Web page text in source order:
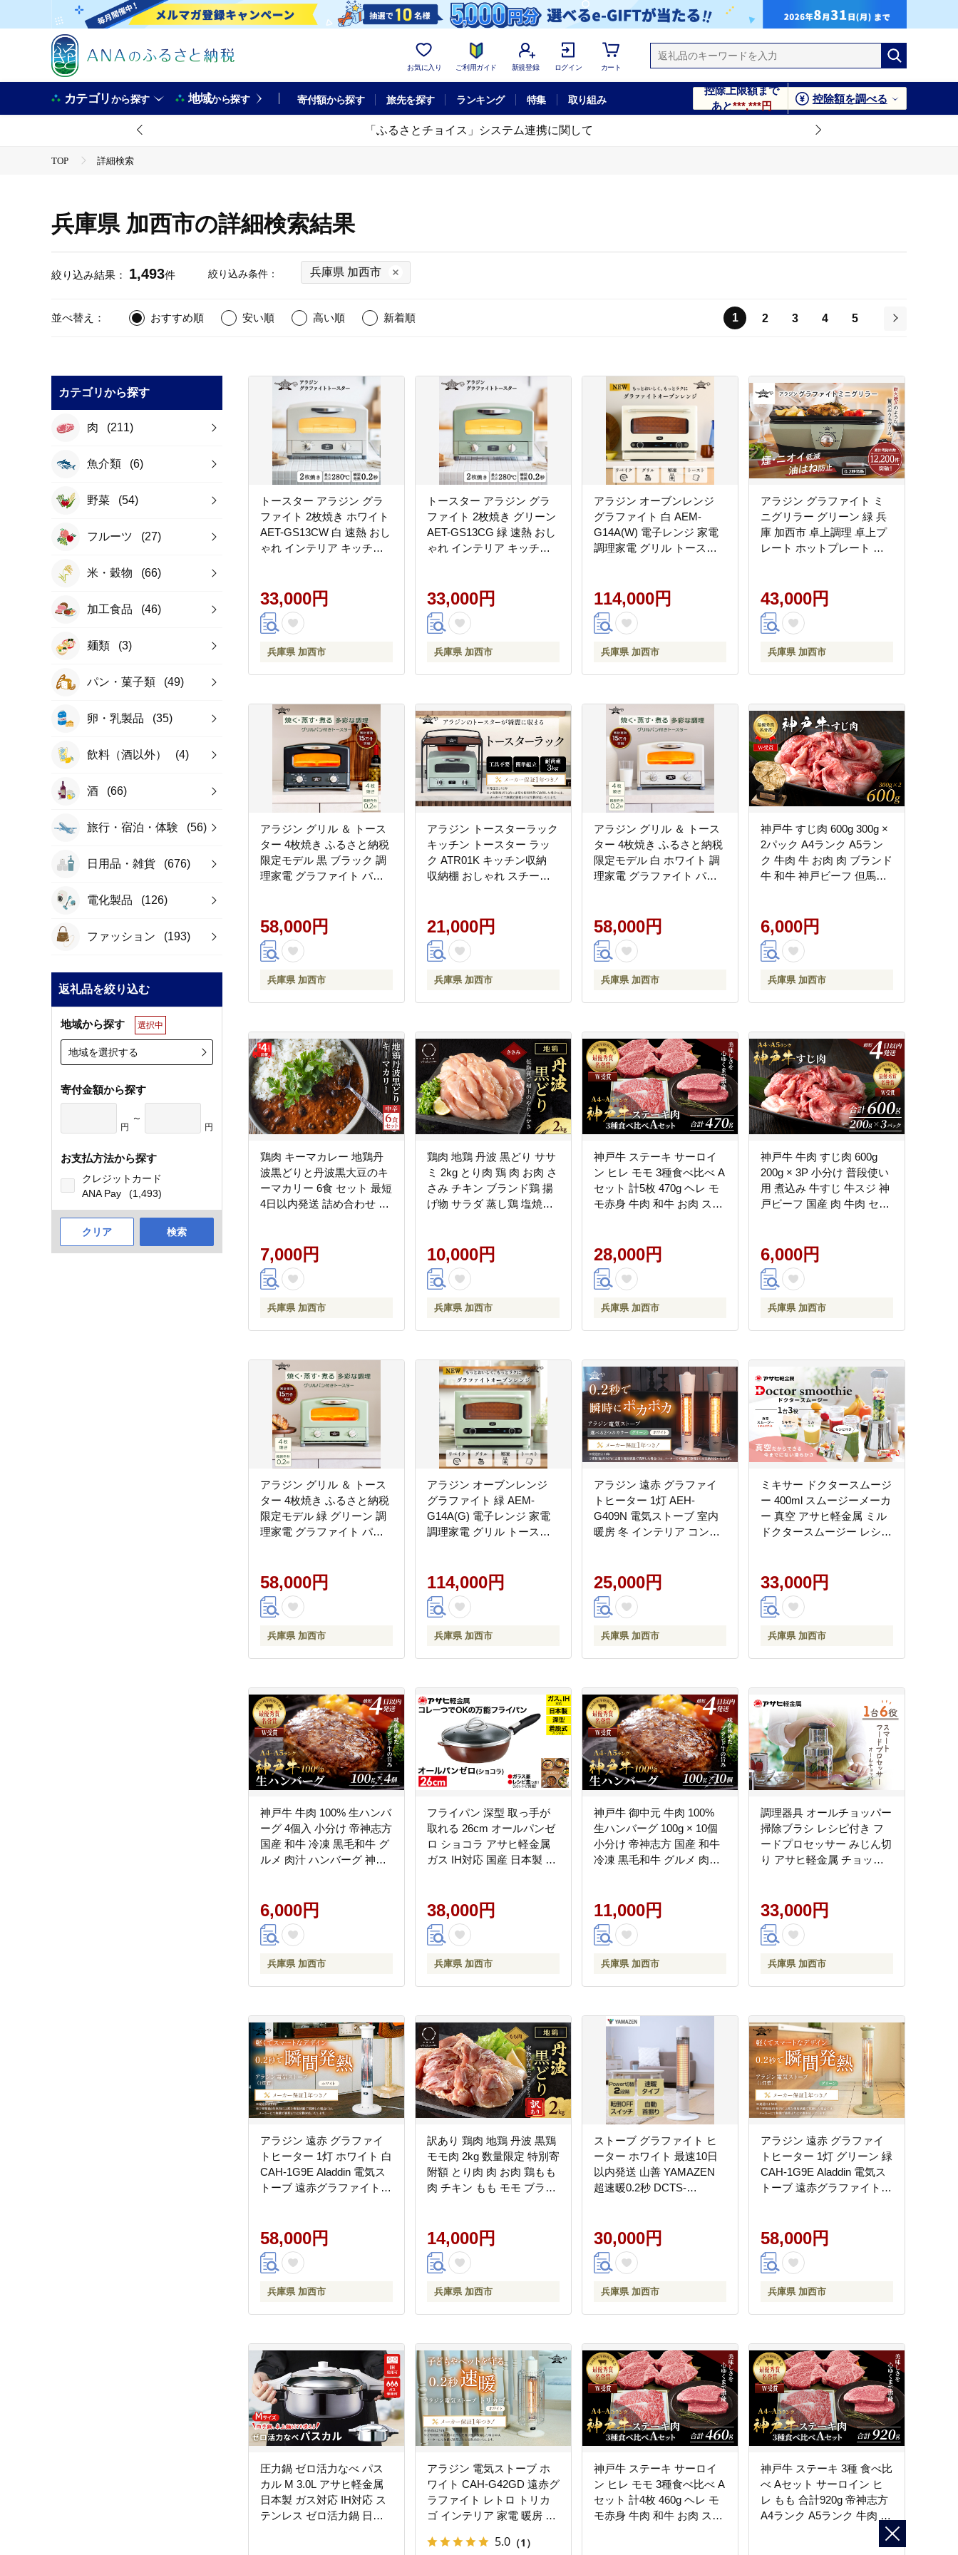
お気に入り ご利用ガイド 新規登録 ログイン カート
カテゴリから探す 地域から探す 寄付額から探す 旅先を探す ランキング 特集 取り組み
控除上限額まで
あと***,***円
控除額を調べる
「ふるさとチョイス」システム連携に関して
TOP 詳細検索
兵庫県 加西市の詳細検索結果
絞り込み結果： 1,493件 絞り込み条件： 兵庫県 加西市
並べ替え： おすすめ順 安い順 高い順 新着順 1 2 3 4
5
カテゴリから探す
肉 (211)
魚介類 (6)
野菜 (54)
フルーツ (27)
米・穀物 (66)
加工食品 (46)
麺類 (3)
パン・菓子類 (49)
卵・乳製品 (35)
飲料（酒以外） (4)
酒 (66)
旅行・宿泊・体験 (56)
日用品・雑貨 (676)
電化製品 (126)
ファッション (193)
返礼品を絞り込む
地域から探す 選択中
地域を選択する
寄付金額から探す
円
～
円
お支払方法から探す
クレジットカード
ANA Pay
(1,493)
クリア 検索
トースター アラジン グラ
ファイト 2枚焼き ホワイト
AET-GS13CW 白 速熱 おし
ゃれ インテリア キッチン
ラファイトヒーター 速暖
パン焼き タイマー付き 温
め
33,000円
兵庫県 加西市
トースター アラジン グラ
ファイト 2枚焼き グリーン
AET-GS13CG 緑 速熱 おし
ゃれ インテリア キッチン
速暖 パン焼き タイマー付
き 温め サクサク カリカリ
トースト
33,000円
兵庫県 加西市
アラジン オーブンレンジ
グラファイト 白 AEM-
G14A(W) 電子レンジ 家電
調理家電 グリル トースタ
ング グラファイトヒーター
レンジ機能 多機能家電 リ
ベイク 解凍
114,000円
兵庫県 加西市
アラジン グラファイト ミ
ニグリラー グリーン 緑 兵
庫 加西市 卓上調理 卓上プ
レート ホットプレート お
手入れ簡単 コンパクト お
しゃれ CAG-MG7A G 新生
活 遠赤グラファイト 調理
43,000円
兵庫県 加西市
アラジン グリル ＆ トース
ター 4枚焼き ふるさと納税
限定モデル 黒 ブラック 調
理家電 グラファイト パン
暮らし 遠赤グラファイト
グリルパン グリルプレート
付属
58,000円
兵庫県 加西市
アラジン トースターラック
キッチン トースター ラッ
ク ATR01K キッチン収納
収納棚 おしゃれ スチール
生活 一人暮らし リビング
工具不要 簡単組み立て
21,000円
兵庫県 加西市
アラジン グリル ＆ トース
ター 4枚焼き ふるさと納税
限定モデル 白 ホワイト 調
理家電 グラファイト パン
暮らし 遠赤グラファイト
グリルパン グリルプレート
付属
58,000円
兵庫県 加西市
神戸牛 すじ肉 600g 300g ×
2パック A4ランク A5ラン
ク 牛肉 牛 お肉 肉 ブランド
牛 和牛 神戸ビーフ 但馬牛
6,000円
兵庫県 加西市
鶏肉 キーマカレー 地鶏丹
波黒どりと丹波黒大豆のキ
ーマカリー 6食 セット 最短
4日以内発送 詰め合わせ レ
常温保存 防災 防災食 非常
食 カレー
7,000円
兵庫県 加西市
鶏肉 地鶏 丹波 黒どり ササ
ミ 2kg とり肉 鶏 肉 お肉 さ
さみ チキン ブランド鶏 揚
げ物 サラダ 蒸し鶏 塩焼き
ーニング ダイエット
10,000円
兵庫県 加西市
神戸牛 ステーキ サーロイ
ン ヒレ モモ 3種食べ比べ A
セット 計5枚 470g ヘレ モ
モ赤身 牛肉 和牛 お肉 ステ
28,000円
兵庫県 加西市
神戸牛 牛肉 すじ肉 600g
200g × 3P 小分け 普段使い
用 煮込み 牛すじ 牛スジ 神
戸ビーフ 国産 肉 牛肉 セッ
但馬牛 最短4日以内発送
6,000円
兵庫県 加西市
アラジン グリル ＆ トース
ター 4枚焼き ふるさと納税
限定モデル 緑 グリーン 調
理家電 グラファイト パン
暮らし 遠赤グラファイト
グリルパン グリルプレート
付属
58,000円
兵庫県 加西市
アラジン オーブンレンジ
グラファイト 緑 AEM-
G14A(G) 電子レンジ 家電
調理家電 グリル トースタ
ング グラファイトヒーター
レンジ機能 多機能家電 リ
ベイク 解凍
114,000円
兵庫県 加西市
アラジン 遠赤 グラファイ
トヒーター 1灯 AEH-
G409N 電気ストーブ 室内
暖房 冬 インテリア コンパ
Aladdin 遠赤グラファイト
ストーブ ヒーター 電化製
品 暖房器具 グリーン
25,000円
兵庫県 加西市
ミキサー ドクタースムージ
ー 400ml スムージーメーカ
ー 真空 アサヒ軽金属 ミル
ドクタースムージー レシピ
ッチン家電 調理家電 日用
品 アサヒ軽金属
33,000円
兵庫県 加西市
神戸牛 牛肉 100% 生ハンバ
ーグ 4個入 小分け 帝神志方
国産 和牛 冷凍 黒毛和牛 グ
ルメ 肉汁 ハンバーグ 神戸
6,000円
兵庫県 加西市
フライパン 深型 取っ手が
取れる 26cm オールパンゼ
ロ ショコラ アサヒ軽金属
ガス IH対応 国産 日本製 ガ
38,000円
兵庫県 加西市
神戸牛 御中元 牛肉 100%
生ハンバーグ 100g × 10個
小分け 帝神志方 国産 和牛
冷凍 黒毛和牛 グルメ 肉汁
11,000円
兵庫県 加西市
調理器具 オールチョッパー
掃除ブラシ レシピ付き フ
ードプロセッサー みじん切
り アサヒ軽金属 チョッパ
33,000円
兵庫県 加西市
アラジン 遠赤 グラファイ
トヒーター 1灯 ホワイト 白
CAH-1G9E Aladdin 電気ス
トーブ 遠赤グラファイト
家電 リビング 寝室
58,000円
兵庫県 加西市
訳あり 鶏肉 地鶏 丹波 黒鶏
モモ肉 2kg 数量限定 特別寄
附額 とり肉 肉 お肉 鶏もも
肉 チキン もも モモ ブラン
塩焼き ボリューム満点 人
気 キャンプ アウトドア
BBQ
14,000円
兵庫県 加西市
ストーブ グラファイト ヒ
ーター ホワイト 最速10日
以内発送 山善 YAMAZEN
超速暖0.2秒 DCTS-
右 首振り インテリア
30,000円
兵庫県 加西市
アラジン 遠赤 グラファイ
トヒーター 1灯 グリーン 緑
CAH-1G9E Aladdin 電気ス
トーブ 遠赤グラファイト
家電 リビング 寝室
58,000円
兵庫県 加西市
圧力鍋 ゼロ活力なべ パス
カル M 3.0L アサヒ軽金属
日本製 ガス対応 IH対応 ス
テンレス ゼロ活力鍋 日用
アラジン 電気ストーブ ホ
ワイト CAH-G42GD 遠赤グ
ラファイト レトロ トリカ
ゴ インテリア 家電 暖房 速
兵庫 加西市 Aladdin ストー
5.0 （1）
神戸牛 ステーキ サーロイ
ン ヒレ モモ 3種食べ比べ A
セット 計4枚 460g ヘレ モ
モ赤身 牛肉 和牛 お肉 ステ
神戸牛 ステーキ 3種 食べ比
べ Aセット サーロイン ヒ
レ もも 合計920g 帝神志方
A4ランク A5ランク 牛肉 牛
お肉 肉 ブランド牛 和牛 神
戸ビーフ 但馬牛 ステーキ